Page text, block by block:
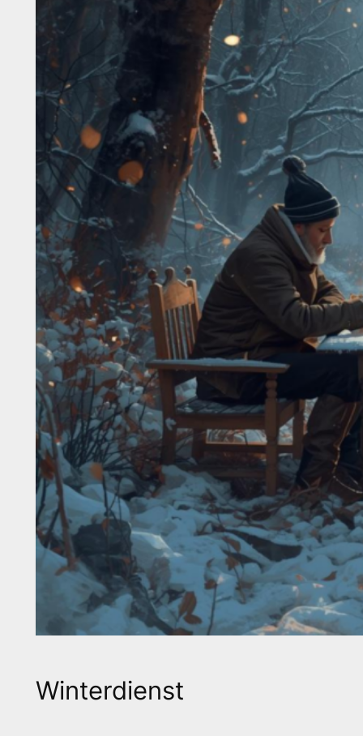
Winterdienst